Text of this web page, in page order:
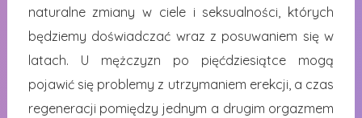
naturalne zmiany w ciele i seksualności, których
będziemy doświadczać wraz z posuwaniem się w
latach. U mężczyzn po pięćdziesiątce mogą
pojawić się problemy z utrzymaniem erekcji, a czas
regeneracji pomiędzy jednym a drugim orgazmem